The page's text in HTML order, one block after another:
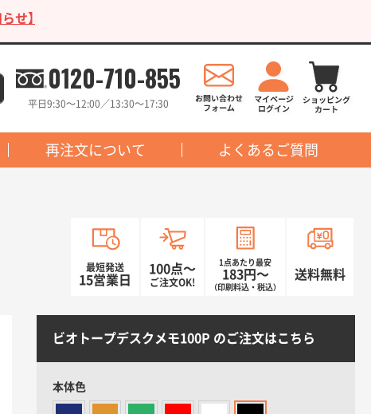
せ】
0120-710-855
平日9:30〜12:00／13:30〜17:30
再注文について よくあるご質問
最短発送
15営業日
100点〜
ご注文OK!
1点あたり最安
183円〜
（印刷料込・税込）
送料無料
ビオトープデスクメモ100P のご注文はこちら
本体色